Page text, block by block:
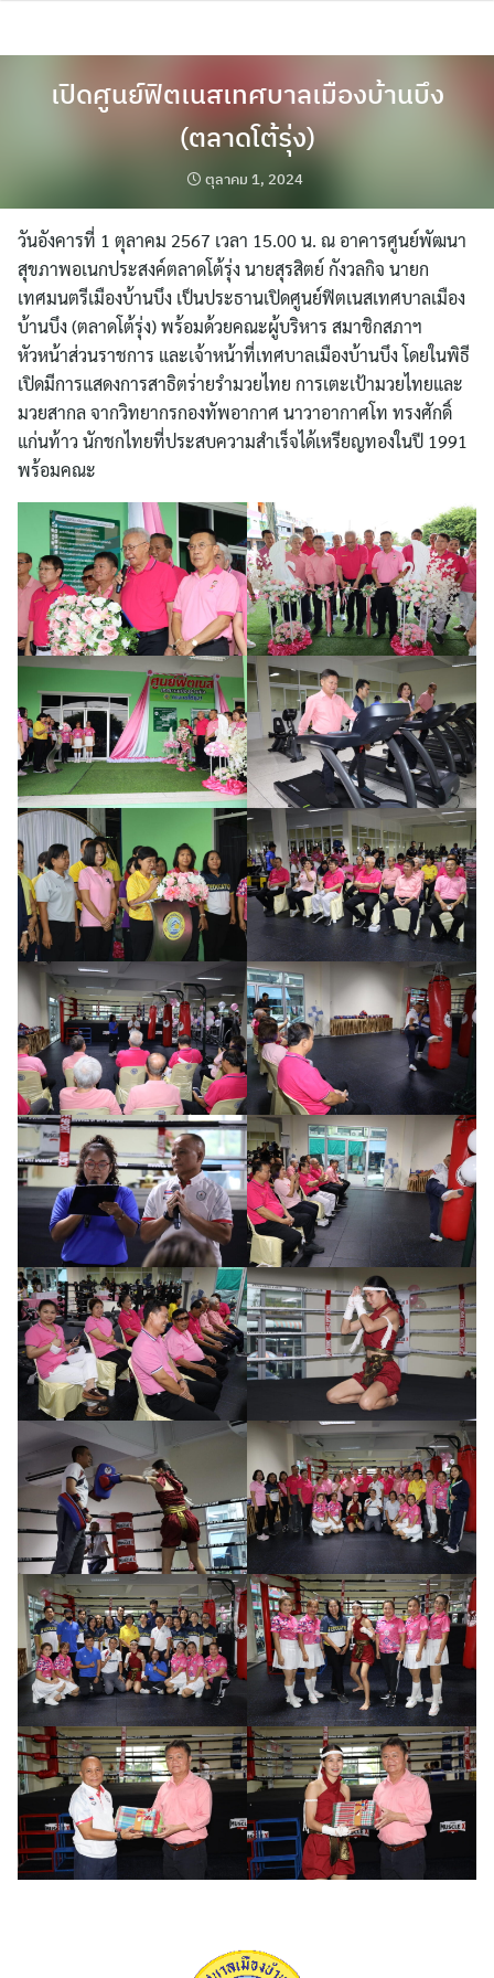
ค้นหา
สำหรับ:
เปิดศูนย์ฟิตเนสเทศบาลเมืองบ้านบึง
(ตลาดโต้รุ่ง)
ตุลาคม 1, 2024
วันอังคารที่ 1 ตุลาคม 2567 เวลา 15.00 น. ณ อาคารศูนย์พัฒนา
สุขภาพอเนกประสงค์ตลาดโต้รุ่ง นายสุรสิตย์ กังวลกิจ นายก
เทศมนตรีเมืองบ้านบึง เป็นประธานเปิดศูนย์ฟิตเนสเทศบาลเมือง
บ้านบึง (ตลาดโต้รุ่ง) พร้อมด้วยคณะผู้บริหาร สมาชิกสภาฯ
หัวหน้าส่วนราชการ และเจ้าหน้าที่เทศบาลเมืองบ้านบึง โดยในพิธี
เปิดมีการแสดงการสาธิตร่ายรำมวยไทย การเตะเป้ามวยไทยและ
มวยสากล จากวิทยากรกองทัพอากาศ นาวาอากาศโท ทรงศักดิ์
แก่นท้าว นักชกไทยที่ประสบความสำเร็จได้เหรียญทองในปี 1991
พร้อมคณะ